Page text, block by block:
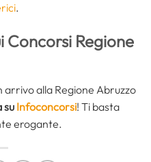
.
Concorsi Regione
arrivo alla Regione Abruzzo
suInfoconcorsi! Ti basta
erogante.